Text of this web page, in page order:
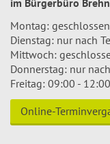
im Bürgerbüro
Montag: geschlossen
Dienstag: nur nach
Mittwoch:
Donnerstag: nur
Freitag: 09:00 -
Online-